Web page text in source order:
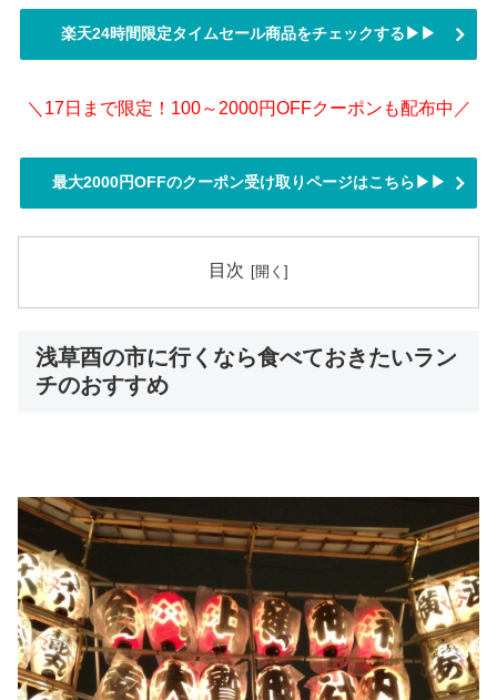
楽天24時間限定タイムセール商品をチェックする▶▶
＼17日まで限定！100～2000円OFFクーポンも配布中／
最大2000円OFFのクーポン受け取りページはこちら▶▶
目次
浅草酉の市に行くなら食べておきたいラン
チのおすすめ